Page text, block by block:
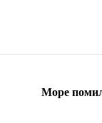
Море